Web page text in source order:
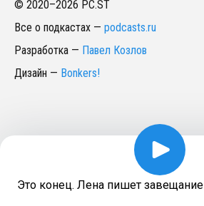
© 2020–2026 PC.ST
Все о подкастах — podcasts.ru
Разработка — Павел Козлов
Дизайн — Bonkers!
Это конец. Лена пишет завещание